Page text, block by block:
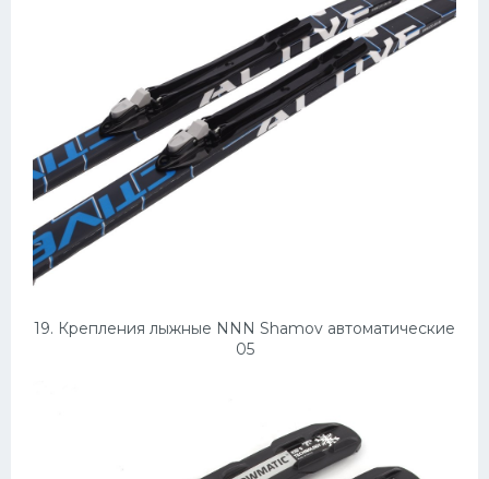
19. Крепления лыжные NNN Shamov автоматические
05